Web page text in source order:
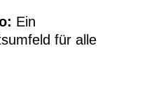
Ein
für alle